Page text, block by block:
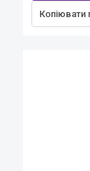
Копіювати